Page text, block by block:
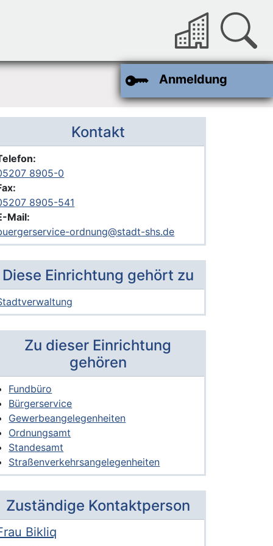
Anmeldung
Kontakt
8905-0
8905-541
Mail:
ordnung@stadt-shs.de
Diese Einrichtung gehört zu
Zu dieser Einrichtung
gehören
Fundbüro
Bürgerservice
Gewerbeangelegenheiten
Ordnungsamt
Standesamt
Straßenverkehrsangelegenheiten
Zuständige Kontaktperson
der zuständigen Kontaktperson Frau Bikliq
Name:
Bikliq